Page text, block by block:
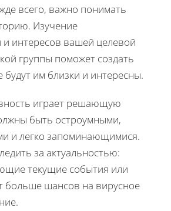
всего, важно понимать
Изучение
и интересов вашей целевой
группы поможет создать
им близки и интересны.
играет решающую
быть остроумными,
и легко запоминающимися.
за актуальностью:
текущие события или
больше шансов на вирусное